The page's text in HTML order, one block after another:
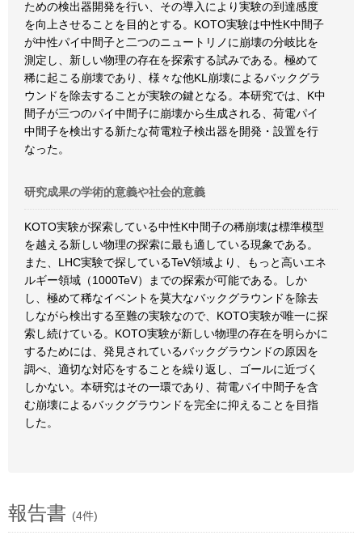
ための検出器開発を行い、その導入により実験の到達感度
を向上させることを目的とする。KOTO実験は中性K中間子
が中性パイ中間子と二つのニュートリノに崩壊の分岐比を
測定し、新しい物理の存在を探索する試みである。極めて
稀に起こる崩壊であり、様々な他KL崩壊によるバックグラ
ウンドを除去することが実験の鍵となる。本研究では、K中
間子が三つのパイ中間子に崩壊から生成される、荷電パイ
中間子を検出する新たな荷電粒子検出器を開発・設置を行
なった。
研究成果の学術的意義や社会的意義
KOTO実験が探索している中性K中間子の稀崩壊は標準模型
を越える新しい物理の探索に最も適している現象である。
また、LHC実験で探しているTeV領域より、もっと高いエネ
ルギー領域（1000TeV）までの探索が可能である。しか
し、極めて稀なイベントを莫大なバックグラウンドを除去
しながら検出する至難の実験なので、KOTO実験が唯一に探
索し続けている。KOTO実験が新しい物理の存在を明らかに
するためには、発見されているバックグラウンドの原因を
調べ、適切な対応をすることを繰り返し、ゴールに近づく
しかない。本研究はその一環であり、荷電パイ中間子を含
む崩壊によるバックグラウンドを完全に抑えることを目指
した。
報告書 (4件)